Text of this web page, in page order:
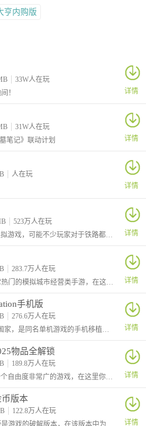
聚众多爱好者群体。
支持便捷的即时参与功能。
亨内购版
33W人在玩
！
详情
31W人在玩
笔记》联动计划
详情
人在玩
详情
523万人在玩
hmmsim2是一款铁路模拟游戏，可能不少玩家对于铁路都非常的感兴趣，想知道列车的驾驶体验，这款游戏真实还原和模拟列车的行驶，玩家可以按照任务去到达一些站点。
详情
283.7万人在玩
都市天际线是一款非常热门的模拟城市经营类手游，在这里玩家将从零开始经营一座城市，开局你需要先规划好城市中的路线，并建造各种标示性的建筑，吸引更多的居民前来入驻。
详情
手机版
276.6万人在玩
dummynation又名虚拟国家，是同名单机游戏的手机移植版本，在移动端玩家也能够体验高自由的仿真世界国家建设策略类型手机游戏。从国家的角度来进行政治、经济、文化等各方面的宏观方针制定。
详情
物品全解锁
189.8万人在玩
Worldbox世界盒子是一个自由度非常广的游戏，在这里你将创建一个世界，你就是这个世界的神，可以创造任何元素和生物
详情
版本
122.8万人在玩
详情